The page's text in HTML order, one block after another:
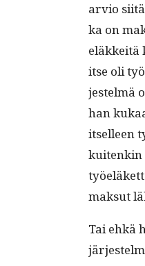
arvio
ka on
eläkkeitä
itse oli
jestelmä
han
itselleen
kuitenkin
mak­sut
Tai ehkä